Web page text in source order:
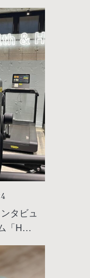
タビュ
「H
世界初の
、現代